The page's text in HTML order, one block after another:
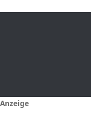
Anzeige